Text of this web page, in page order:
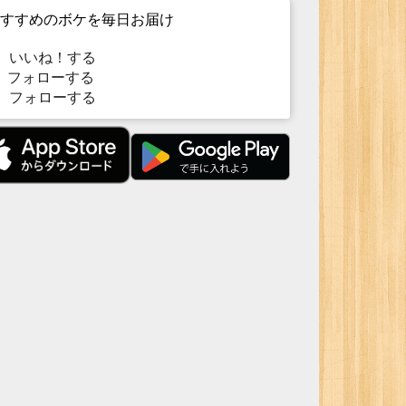
すめのボケを毎日お届け
いいね！する
ォローする
フォローする